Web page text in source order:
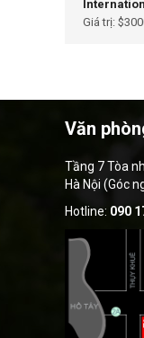
Giá trị:
Văn
Tầng 7 Tòa
Hà Nội (Góc
Hotline: 090